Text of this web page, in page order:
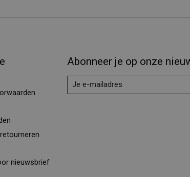
nieuwsbrief
Abonneer je op onze